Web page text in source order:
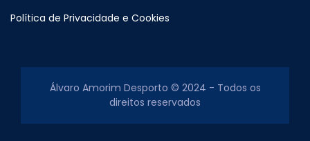
Política de Privacidade e Cookies
Álvaro Amorim Desporto © 2024 - Todos os
direitos reservados